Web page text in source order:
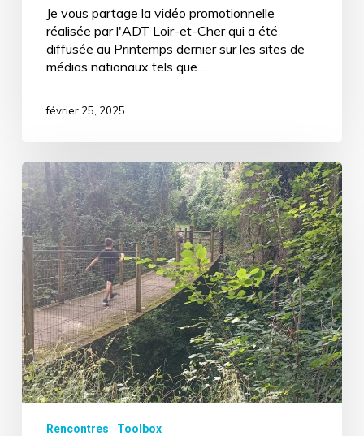
Je vous partage la vidéo promotionnelle
réalisée par l'ADT Loir-et-Cher qui a été
diffusée au Printemps dernier sur les sites de
médias nationaux tels que…
février 25, 2025
Une
idée
de
randonnée
en
petite
beauce
!
Rencontres Toolbox